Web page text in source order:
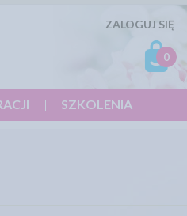
ZALOGUJ SIĘ
0
SZKOLENIA